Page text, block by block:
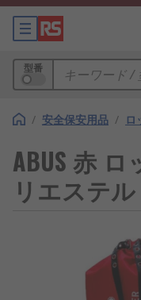
型番
/ 安全保安用品 / ロ
ABUS 赤
リエステル